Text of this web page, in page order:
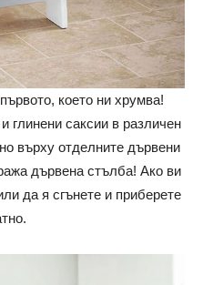
което ни хрумва!
глинени саксии в различен
върху отделните дървени
дървена стълба! Ако ви
да я сгънете и приберете